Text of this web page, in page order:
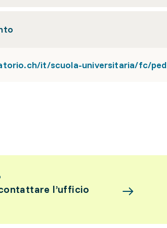
it/scuola-universitaria/fc/
l’ufficio